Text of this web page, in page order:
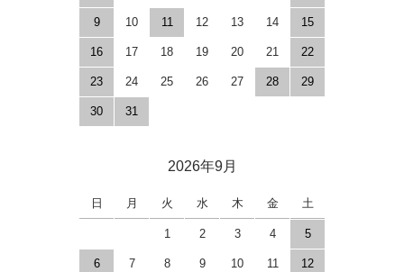
9 10 11 12 13 14 15
16 17 18 19 20 21 22
23 24 25 26 27 28 29
30 31
2026年9月
日 月 火 水 木 金 土
1 2 3 4 5
6 7 8 9 10 11 12